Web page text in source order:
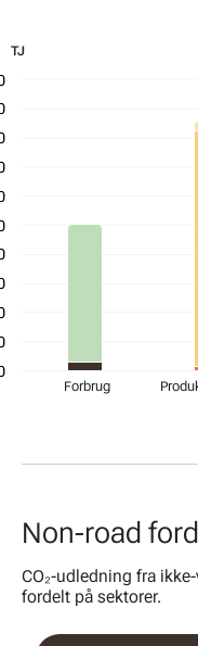
TJ
TJ
Forbrug
Non-road
CO₂-udledning fra
fordelt på sektorer.